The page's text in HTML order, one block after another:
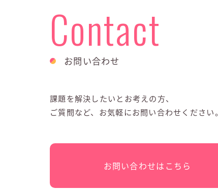
Contact
お問い合わせ
課題を解決したいとお考えの方、
ご質問など、お気軽にお問い合わせください。
お問い合わせはこちら